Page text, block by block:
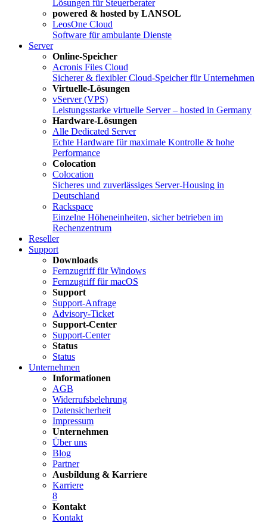
Lösungen für Steuerberater
powered & hosted by LANSOL
LeosOne Cloud
Software für ambulante Dienste
Server
Online-Speicher
Acronis Files Cloud
Sicherer & flexibler Cloud-Speicher für Unternehmen
Virtuelle-Lösungen
vServer (VPS)
Leistungsstarke virtuelle Server – hosted in Germany
Hardware-Lösungen
Alle Dedicated Server
Echte Hardware für maximale Kontrolle & hohe
Performance
Colocation
Colocation
Sicheres und zuverlässiges Server-Housing in
Deutschland
Rackspace
Einzelne Höheneinheiten, sicher betrieben im
Rechenzentrum
Reseller
Support
Downloads
Fernzugriff für Windows
Fernzugriff für macOS
Support
Support-Anfrage
Advisory-Ticket
Support-Center
Support-Center
Status
Status
Unternehmen
Informationen
AGB
Widerrufsbelehrung
Datensicherheit
Impressum
Unternehmen
Über uns
Blog
Partner
Ausbildung & Karriere
Karriere
8
Kontakt
Kontakt